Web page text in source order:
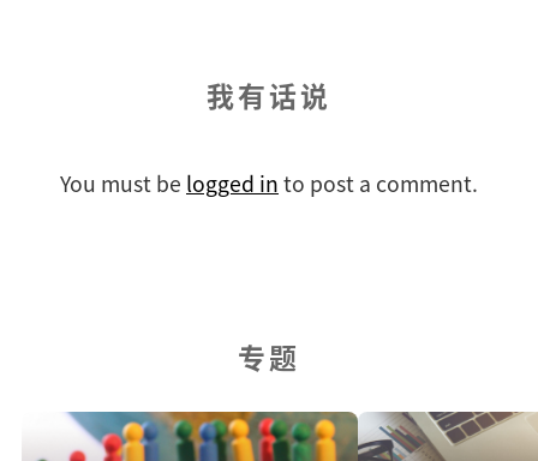
我有话说
You must be logged in to post a comment.
专题